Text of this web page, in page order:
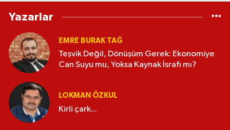
Yazarlar
EMRE BURAK TAĞ
Teşvik Değil, Dönüşüm Gerek: Ekonomiye
Can Suyu mu, Yoksa Kaynak İsrafı mı?
LOKMAN ÖZKUL
Kirli çark...